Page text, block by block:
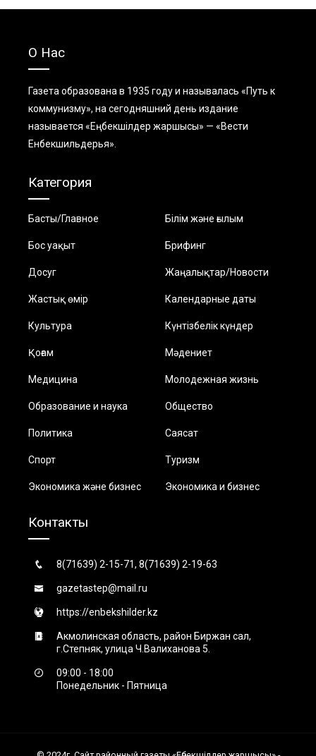
О Нас
Газета образована в 1935 году и называлась «Путь к
коммунизму», на сегодняшний день издание
называется «Еңбекшiлдер жаршысы» — «Вести
Енбекшильдерья».
Категория
Басты/Главное Білім және ғылым
Бос уақыт Брифинг
Досуг Жаңалықтар/Новости
Жастық өмір Календарные даты
Культура Күнтізбелік күндер
Қоғам Мәдениет
Медицина Молодежная жизнь
Образование и наука Общество
Политика Саясат
Спорт Туризм
Экономика және бизнес Экономика и бизнес
Контакты
8(71639) 2-15-71, 8(71639) 2-19-63
gazetastep@mail.ru
https://enbekshilder.kz
Акмолинская область, район Биржан сал,
г.Степняк, улица Ч.Валиханова 5.
09:00 - 18:00
Понедельник - Пятница